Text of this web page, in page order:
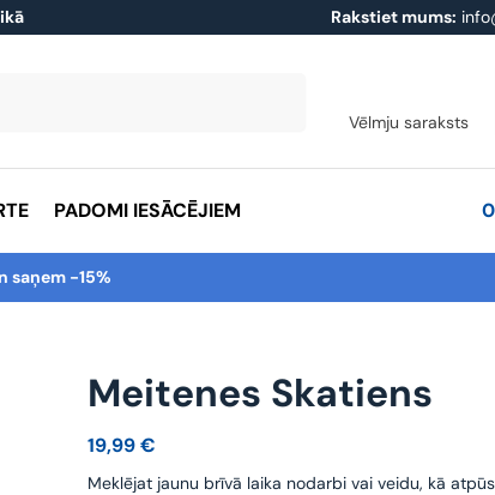
Rakstiet mums:
Vēlmju saraksts
PADOMI IESĀCĒJIEM
saņem -15%
Meitenes Skatiens
19,99€
Meklējat jaunu brīvā laika nodarbi vai veidu, kā